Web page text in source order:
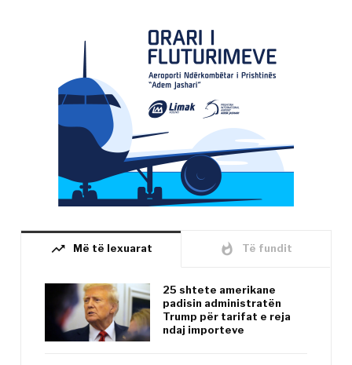
trending_up Më të lexuarat whatshot Të fundit
25 shtete amerikane
padisin administratën
Trump për tarifat e reja
ndaj importeve